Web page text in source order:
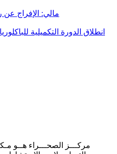
مالي: الإفراج عن
انطلاق الدورة التكميلية للباكلوريا
مركـــز الصحـــراء هــو